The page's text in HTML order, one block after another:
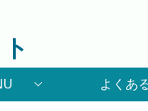
よくあ